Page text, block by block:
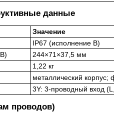
данные
Значение
IP67 (исполнение B)
244×71×37,5 мм
1,22 кг
металлический корпус;
3Y: 3-проводный вход
проводов)